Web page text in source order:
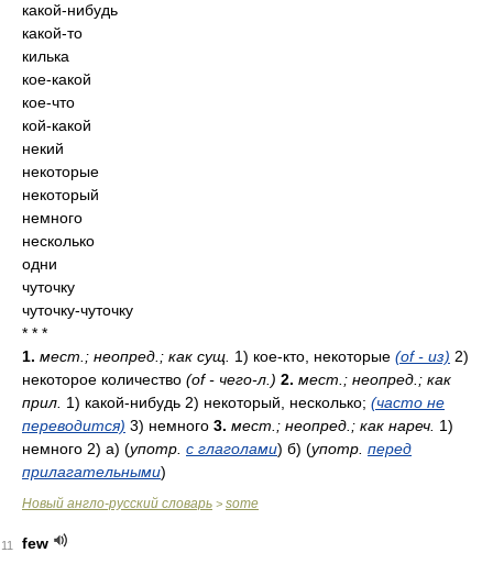
какой-нибудь
какой-то
килька
кое-какой
кое-что
кой-какой
некий
некоторые
некоторый
немного
несколько
одни
чуточку
чуточку-чуточку
* * *
1. мест.; неопред.; как сущ. 1) кое-кто, некоторые (of - из) 2)
некоторое количество (of - чего-л.) 2. мест.; неопред.; как
прил. 1) какой-нибудь 2) некоторый, несколько; (часто не
переводится) 3) немного 3. мест.; неопред.; как нареч. 1)
немного 2) а) (употр. с глаголами) б) (употр. перед
прилагательными)
Новый англо-русский словарь > some
11 few